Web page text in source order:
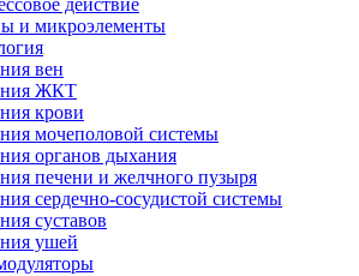
действие
и микроэлементы
вен
ЖКТ
крови
мочеполовой системы
органов дыхания
печени и желчного пузыря
сердечно-сосудистой системы
суставов
ушей